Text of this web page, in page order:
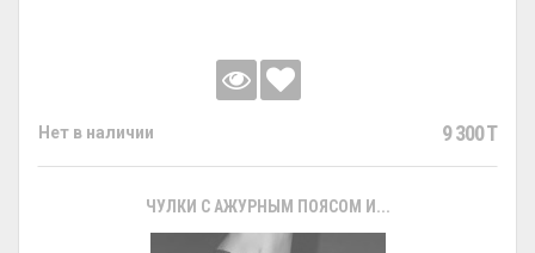
Нет в наличии 9 300 T
ЧУЛКИ С АЖУРНЫМ ПОЯСОМ И...